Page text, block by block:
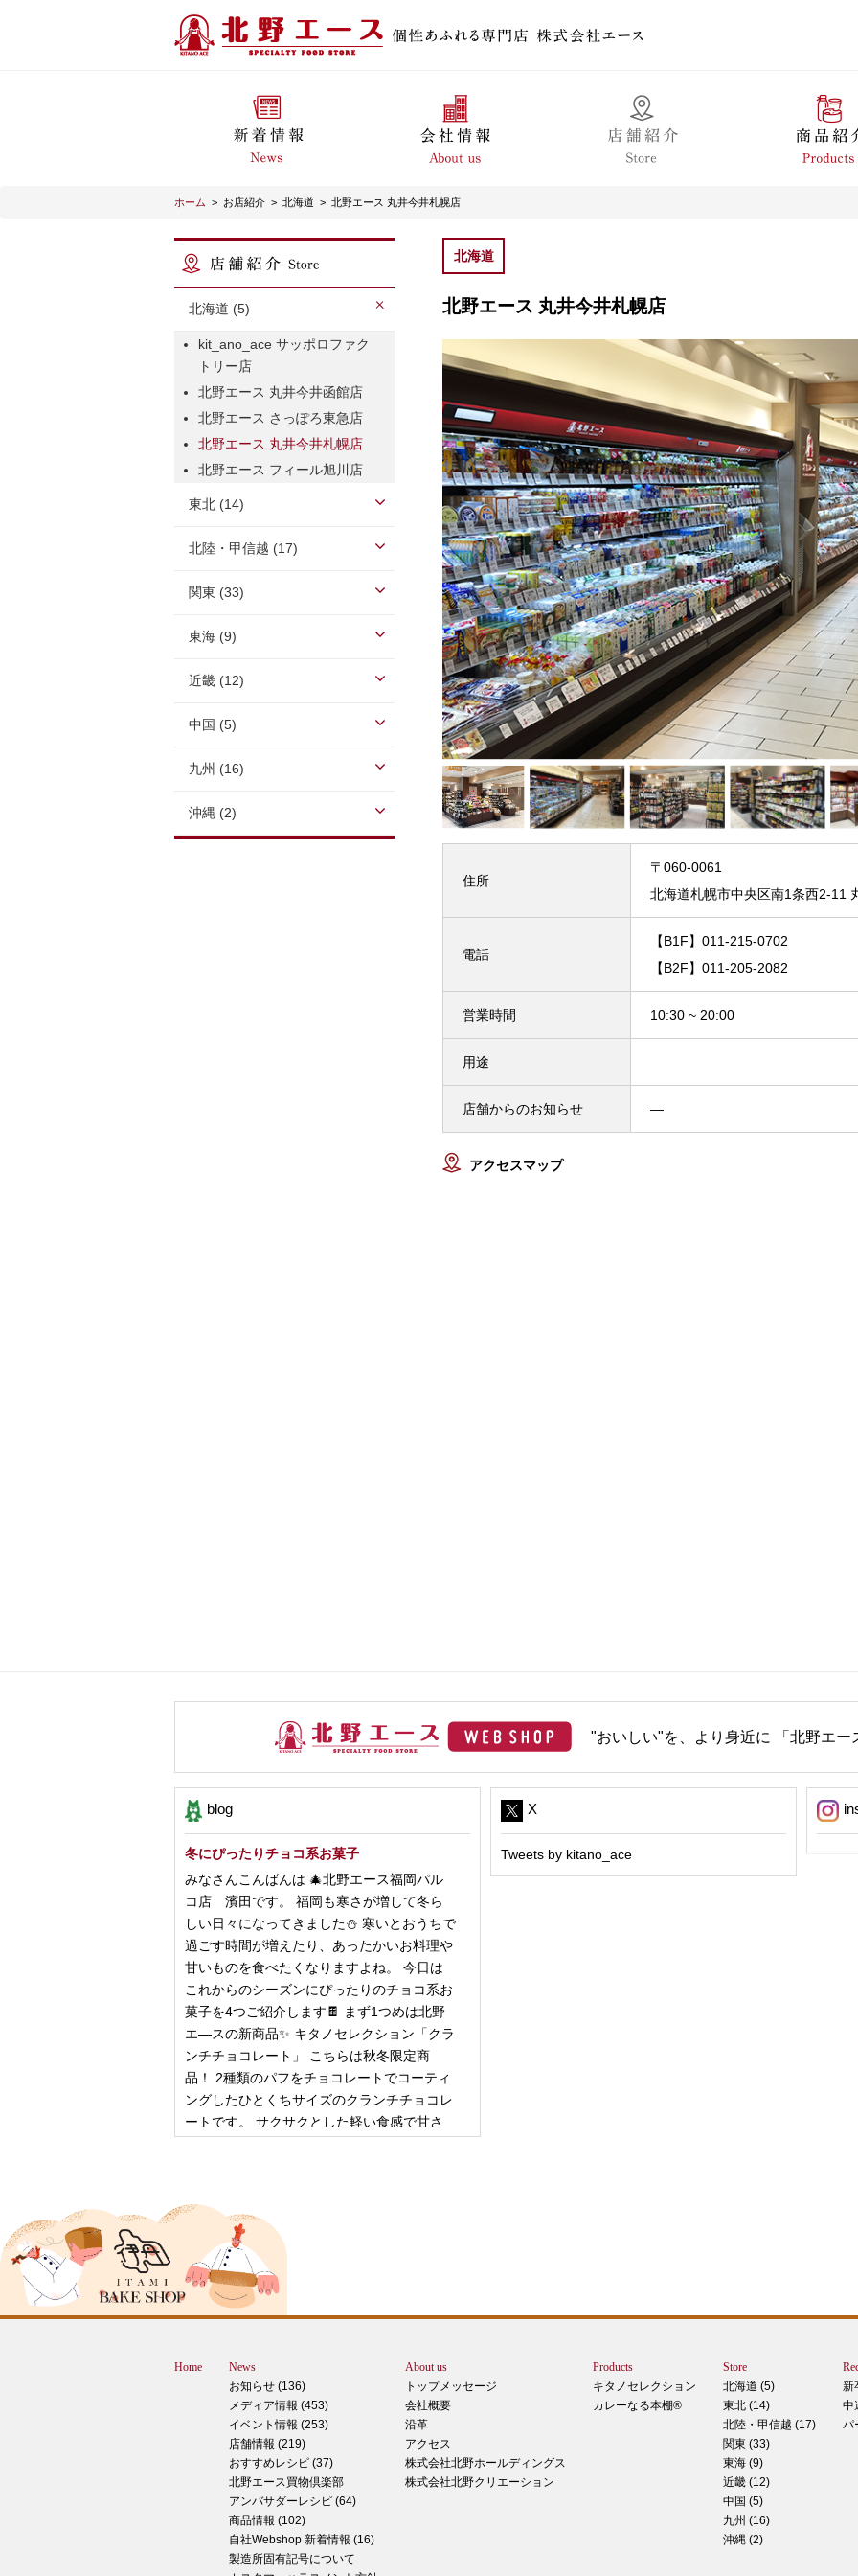
ホーム > お店紹介 > 北海道 > 北野エース 丸井今井札幌店
北海道 (5)
kit_ano_ace サッポロファク
トリー店
北野エース 丸井今井函館店
北野エース さっぽろ東急店
北野エース 丸井今井札幌店
北野エース フィール旭川店
東北 (14)
北陸・甲信越 (17)
関東 (33)
東海 (9)
近畿 (12)
中国 (5)
九州 (16)
沖縄 (2)
北海道
北野エース 丸井今井札幌店
住所
〒060-0061
北海道札幌市中央区南1条西2-11
電話
【B1F】011-215-0702
【B2F】011-205-2082
営業時間 10:30 ~ 20:00
用途
店舗からのお知らせ —
アクセスマップ
"おいしい"を、より身近に 「北野エー
blog
冬にぴったりチョコ系お菓子
みなさんこんばんは 🎄北野エース福岡パル
コ店 濱田です。 福岡も寒さが増して冬ら
しい日々になってきました⛄️ 寒いとおうちで
過ごす時間が増えたり、あったかいお料理や
甘いものを食べたくなりますよね。 今日は
これからのシーズンにぴったりのチョコ系お
菓子を4つご紹介します🍫 まず1つめは北野
エ―スの新商品✨ キタノセレクション「クラ
ンチチョコレート」 こちらは秋冬限定商
品！ 2種類のパフをチョコレートでコーティ
ングしたひとくちサイズのクランチチョコレ
ートです。 サクサクとした軽い食感で甘さ
ピザ立ちぬ
ブログをご覧の皆様、こんにちは！北野エー
スMOMOテラス店の大西です。 いきなりで
すが、これは何だと思いますか？ ヒントは
12月に活躍するあの食べ物です！ はんぺ
す。 それでは正解発表です。リバースカー
ドオープン！！ なんと四角いピザなんで
す！今回は冬に大活躍のピザ、紹介いたしま
す。 キタノセレクション手のばしピザ マ
ルゲリータ 北野エースオリジナル商品のピ
ザになります。特徴は何といってもこの形！
生地はひとつひとつ手で
2024年12月14日
もっちもち！和スイーツと一緒に素敵なティ
X
Tweets by kitano_ace
Home
News
お知らせ (136)
メディア情報 (453)
イベント情報 (253)
店舗情報 (219)
おすすめレシピ (37)
北野エース買物倶楽部
アンバサダーレシピ (64)
商品情報 (102)
自社Webshop 新着情報 (16)
製造所固有記号について
About us
トップメッセージ
会社概要
沿革
アクセス
株式会社北野ホールディングス
株式会社北野クリエーション
Products
キタノセレクション
カレーなる本棚®
Store
北海道 (5)
東北 (14)
北陸・甲信越 (17)
関東 (33)
東海 (9)
近畿 (12)
中国 (5)
九州 (16)
沖縄 (2)
新
中
パ